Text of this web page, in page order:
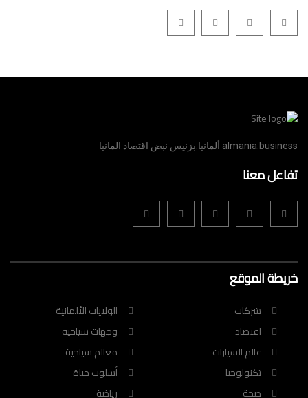
almania.business ألمانيا.بزنيس نبض اقتصاد المانيا
تفاعل معنا
خريطة الموقع
الولايات الألمانية
وجهات سياحية
معالم سياحية
أسلوب حياة
رياضة
شركات
اقتصاد
عالم السيارات
تكنولوجيا
صحة